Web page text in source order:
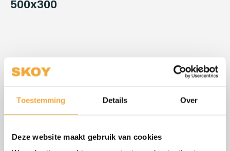
Toestemming Details Over
Deze website maakt gebruik van cookies
500x300
een goed isolerende minipool cover/plungepool cover te
ook de temperatuur langer vast houden en daardoor energie
zuiniger genieten van uw bad.
De cover wordt standaard geleverd met 8 handvatten en is uit